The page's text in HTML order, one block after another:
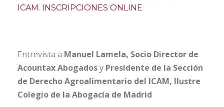
ICAM. INSCRIPCIONES ONLINE
Entrevista a Manuel Lamela, Socio Director de
Acountax Abogadosy Presidente de la Sección
de Derecho Agroalimentario del ICAM, Ilustre
Colegio de la Abogacía de Madrid